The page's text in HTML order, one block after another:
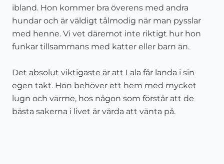
ibland. Hon kommer bra överens med andra
hundar och är väldigt tålmodig när man pysslar
med henne. Vi vet däremot inte riktigt hur hon
funkar tillsammans med katter eller barn än.
Det absolut viktigaste är att Lala får landa i sin
egen takt. Hon behöver ett hem med mycket
lugn och värme, hos någon som förstår att de
bästa sakerna i livet är värda att vänta på.